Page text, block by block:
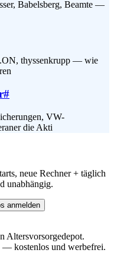
Babelsberg, Beamte —
thyssenkrupp — wie
#
VW-
die Akti
neue Rechner + täglich
unabhängig.
anmelden
Altersvorsorgedepot.
— kostenlos und werbefrei.